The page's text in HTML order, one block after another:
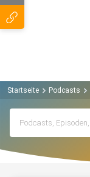
Startseite Podcasts